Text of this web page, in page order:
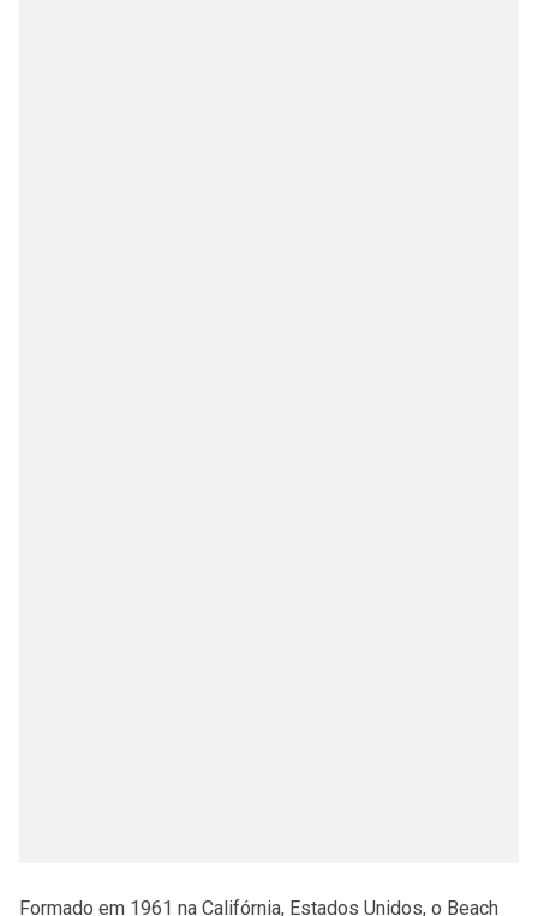
Formado em 1961 na Califórnia, Estados Unidos, o Beach